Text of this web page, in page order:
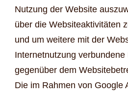
Nutzung der Website
über die Websiteaktivitäten
und um weitere mit der
Internetnutzung
gegenüber dem
Die im Rahmen von Google